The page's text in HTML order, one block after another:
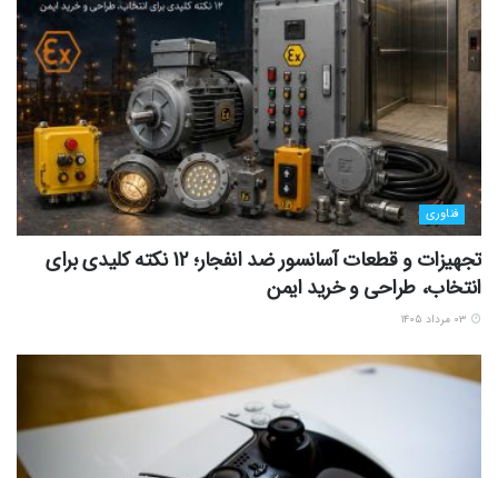
فناوری
تجهیزات و قطعات آسانسور ضد انفجار؛ 12 نکته کلیدی برای
انتخاب، طراحی و خرید ایمن